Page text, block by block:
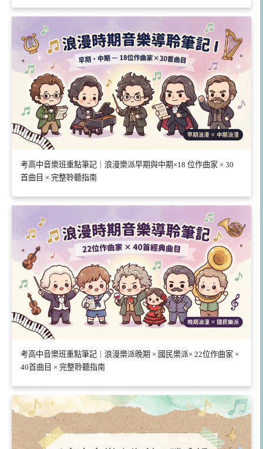
考高中音樂班重點筆記｜浪漫樂派早期與中期×18 位作曲家 × 30
首曲目 × 完整聆聽指南
考高中音樂班重點筆記｜浪漫樂派晚期 × 國民樂派× 22位作曲家 ×
40首曲目 × 完整聆聽指南